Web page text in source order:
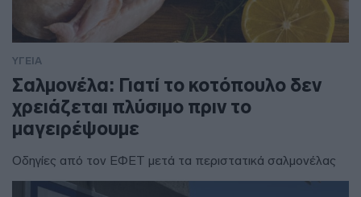
ΥΓΕΙΑ
Σαλμονέλα: Γιατί το κοτόπουλο δεν
χρειάζεται πλύσιμο πριν το
μαγειρέψουμε
Οδηγίες από τον ΕΦΕΤ μετά τα περιστατικά σαλμονέλας